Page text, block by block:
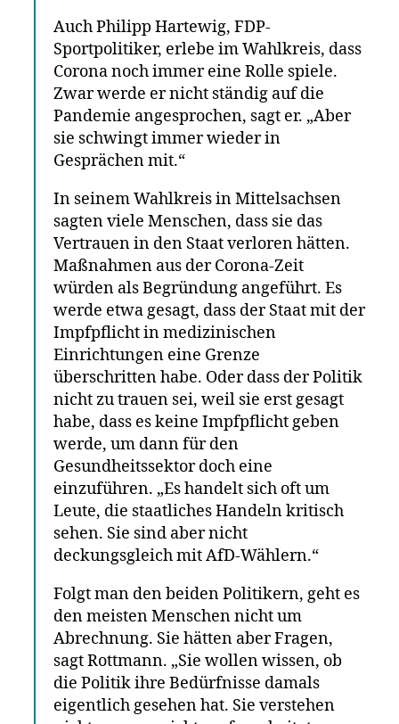
Auch Philipp Hartewig, FDP-
Sportpolitiker, erlebe im Wahlkreis, dass
Corona noch immer eine Rolle spiele.
Zwar werde er nicht ständig auf die
Pandemie angesprochen, sagt er. „Aber
sie schwingt immer wieder in
Gesprächen mit.“
In seinem Wahlkreis in Mittelsachsen
sagten viele Menschen, dass sie das
Vertrauen in den Staat verloren hätten.
Maßnahmen aus der Corona-Zeit
würden als Begründung angeführt. Es
werde etwa gesagt, dass der Staat mit der
Impfpflicht in medizinischen
Einrichtungen eine Grenze
überschritten habe. Oder dass der Politik
nicht zu trauen sei, weil sie erst gesagt
habe, dass es keine Impfpflicht geben
werde, um dann für den
Gesundheitssektor doch eine
einzuführen. „Es handelt sich oft um
Leute, die staatliches Handeln kritisch
sehen. Sie sind aber nicht
deckungsgleich mit AfD-Wählern.“
Folgt man den beiden Politikern, geht es
den meisten Menschen nicht um
Abrechnung. Sie hätten aber Fragen,
sagt Rottmann. „Sie wollen wissen, ob
die Politik ihre Bedürfnisse damals
eigentlich gesehen hat. Sie verstehen